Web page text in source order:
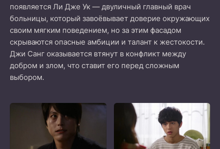
появляется Ли Дже Ук — двуличный главный врач
больницы, который завоёвывает доверие окружающих
своим мягким поведением, но за этим фасадом
скрываются опасные амбиции и талант к жестокости.
Джи Санг оказывается втянут в конфликт между
добром и злом, что ставит его перед сложным
выбором.